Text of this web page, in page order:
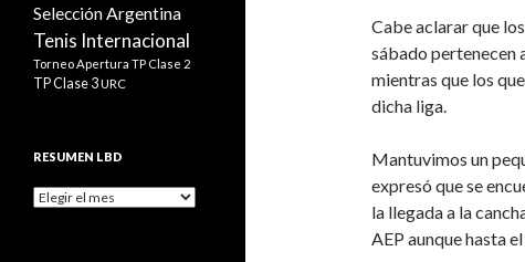
Cabe aclarar que
sábado pertenecen
mientras que los
dicha liga.
Mantuvimos un
expresó que se
la llegada a la
AEP aunque hasta
Selección Argentina
Tenis Internacional
Torneo Apertura TP Clase 2
TP Clase 3URC
RESUMEN LBD
Resumen